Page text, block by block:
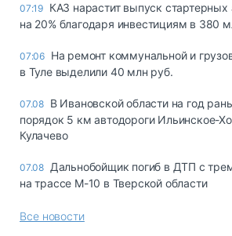
07:19 КАЗ нарастит выпуск стартерных
на 20% благодаря инвестициям в 380
07:06 На ремонт коммунальной и
в Туле выделили 40 млн руб.
07.08 В Ивановской области на год
порядок 5 км автодороги Ильинское-
Кулачево
07.08 Дальнобойщик погиб в ДТП с
на трассе М-10 в Тверской области
Все новости